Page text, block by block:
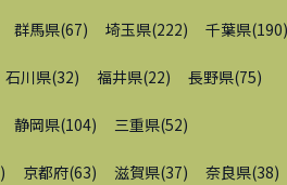
群馬県(67) 埼玉県(222) 千葉県(190)
石川県(32) 福井県(22) 長野県(75)
静岡県(104) 三重県(52)
) 京都府(63) 滋賀県(37) 奈良県(38)